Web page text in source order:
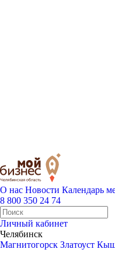
О нас Новости Календарь
8 800 350 24 74
Личный кабинет
Челябинск
Магнитогорск Златоуст